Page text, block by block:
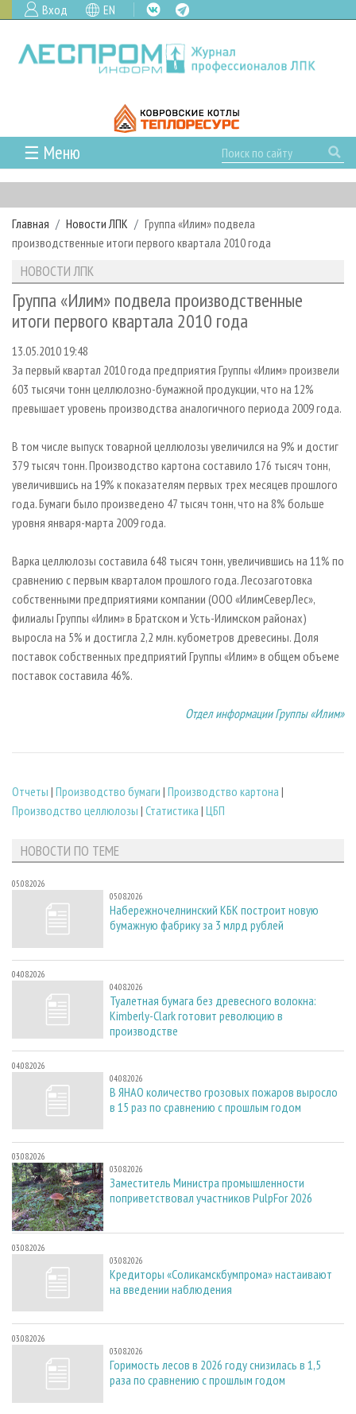
Вход EN
☰ Меню
ГЛАВНАЯ
РУБРИКИ И ТЕМЫ
РУБРИКИ ЖУРНАЛА
ЛЕСОЗАГОТОВКА
ЛЕСОПИЛЕНИЕ
СУШКА ДРЕВЕСИНЫ
ПРОИЗВОДСТВО ДРЕВЕСНЫХ ПЛИТ
ДЕРЕВЯННОЕ ДОМОСТРОЕНИЕ
ПРОИЗВОДСТВО МЕБЕЛИ
БИОЭНЕРГЕТИКА
ЦБП
ИНСТРУМЕНТ И МАТЕРИАЛЫ
НОВОСТИ
НОВОСТИ ЛПК
НОВОСТИ ЖУРНАЛА
ПРОЕКТЫ ЛПИ
АНАЛИТИКА
ПРЕДПРИЯТИЯ ЛПК
ПЕРСОНЫ
МОБИЛЬНЫЕ ВЫСТАВКИ
ОФИЦИАЛЬНЫЕ ДЕЛЕГАЦИИ
ПРИОРИТЕТНЫЕ ИНВЕСТПРОЕКТЫ
RUSSIAN FORESTRY REVIEW
ГАЗЕТА ЛЕСПРОМФОРУМ
БИБЛИОТЕКА СПЕЦИАЛИСТА
АРХИВ ЖУРНАЛОВ
О ЖУРНАЛЕ
ПОДПИСКА
КОНТАКТЫ
РЕКЛАМОДАТЕЛЯМ
РЕКЛАМА
РЕКЛАМА НА САЙТЕ
Главная Новости ЛПК
Группа «Илим» подвела
производственные итоги первого квартала 2010 года
НОВОСТИ ЛПК
Группа «Илим» подвела производственные
итоги первого квартала 2010 года
13.05.2010 19:48
За первый квартал 2010 года предприятия Группы «Илим» произвели
603 тысячи тонн целлюлозно-бумажной продукции, что на 12%
превышает уровень производства аналогичного периода 2009 года.
В том числе выпуск товарной целлюлозы увеличился на 9% и достиг
379 тысяч тонн. Производство картона составило 176 тысяч тонн,
увеличившись на 19% к показателям первых трех месяцев прошлого
года. Бумаги было произведено 47 тысяч тонн, что на 8% больше
уровня января-марта 2009 года.
Варка целлюлозы составила 648 тысяч тонн, увеличившись на 11% по
сравнению с первым кварталом прошлого года. Лесозаготовка
собственными предприятиями компании (ООО «ИлимСеверЛес»,
филиалы Группы «Илим» в Братском и Усть-Илимском районах)
выросла на 5% и достигла 2,2 млн. кубометров древесины. Доля
поставок собственных предприятий Группы «Илим» в общем объеме
поставок составила 46%.
Отдел информации Группы «Илим»
Отчеты | Производство бумаги | Производство картона |
Производство целлюлозы | Статистика | ЦБП
НОВОСТИ ПО ТЕМЕ
05.08.2026
05.08.2026
Набережночелнинский КБК построит новую
бумажную фабрику за 3 млрд рублей
04.08.2026
04.08.2026
Туалетная бумага без древесного волокна:
Kimberly-Clark готовит революцию в
производстве
04.08.2026
04.08.2026
В ЯНАО количество грозовых пожаров выросло
в 15 раз по сравнению с прошлым годом
03.08.2026
03.08.2026
Заместитель Министра промышленности
поприветствовал участников PulpFor 2026
03.08.2026
03.08.2026
Кредиторы «Соликамскбумпрома» настаивают
на введении наблюдения
03.08.2026
03.08.2026
Горимость лесов в 2026 году снизилась в 1,5
раза по сравнению с прошлым годом